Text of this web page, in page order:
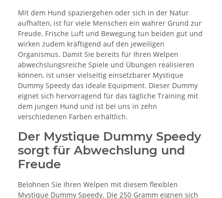
Mit dem Hund spaziergehen oder sich in der Natur
aufhalten, ist für viele Menschen ein wahrer Grund zur
Freude. Frische Luft und Bewegung tun beiden gut und
wirken zudem kräftigend auf den jeweiligen
Organismus. Damit Sie bereits für Ihren Welpen
abwechslungsreiche Spiele und Übungen realisieren
können, ist unser vielseitig einsetzbarer Mystique
Dummy Speedy das ideale Equipment. Dieser Dummy
eignet sich hervorragend für das tägliche Training mit
dem jungen Hund und ist bei uns in zehn
verschiedenen Farben erhältlich.
Der Mystique Dummy Speedy
sorgt für Abwechslung und
Freude
Belohnen Sie Ihren Welpen mit diesem flexiblen
Mystique Dummy Speedy. Die 250 Gramm eignen sich